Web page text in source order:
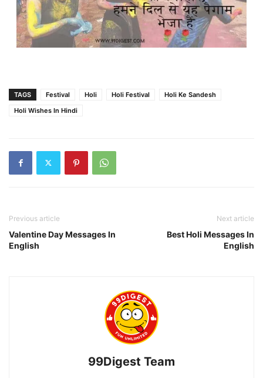
TAGS Festival Holi Holi Festival
Holi Ke Sandesh
Holi Wishes In Hindi
Previous article
Valentine Day Messages In
English
Next article
Best Holi Messages In
English
99Digest Team